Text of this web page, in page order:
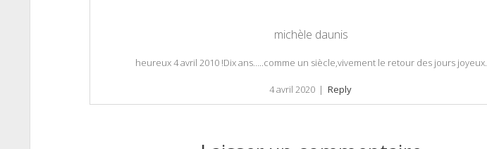
michèle daunis
heureux 4 avril 2010 !Dix ans…..comme un siècle,vivement le retour des jours joyeux.
4 avril 2020 | Reply